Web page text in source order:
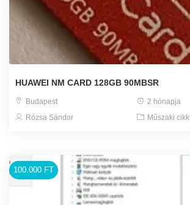
HUAWEI NM CARD 128GB 90MBSR
Budapest
2 hónapja
Rózsa Sándor
Műszaki cikk
100.000 FT